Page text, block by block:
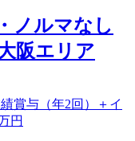
ノルマなし
阪エリア
賞与（年2回）＋イ
円